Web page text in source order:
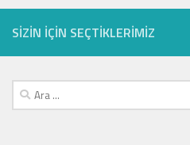
SIZIN IÇIN SEÇTIKLERIMIZ
Arama: